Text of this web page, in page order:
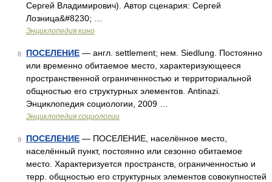
Сергей Владимирович). Автор сценария: Сергей
Лозница&#8230; …
Энциклопедия кино
8 ПОСЕЛЕНИЕ — англ. settlement; нем. Siedlung. Постоянно
или временно обитаемое место, характеризующееся
пространственной ограниченностью и территориальной
общностью его структурных элементов. Antinazi.
Энциклопедия социологии, 2009 …
Энциклопедия социологии
9 ПОСЕЛЕНИЕ — ПОСЕЛЕНИЕ, населённое место,
населённый пункт, постоянно или сезонно обитаемое
место. Характеризуется пространств, ограниченностью и
терр. общностью его структурных элементов совокупностей